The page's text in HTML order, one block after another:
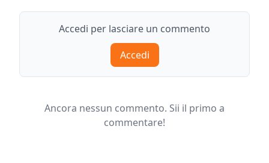
Accedi per lasciare un commento
Accedi
Ancora nessun commento. Sii il primo a
commentare!